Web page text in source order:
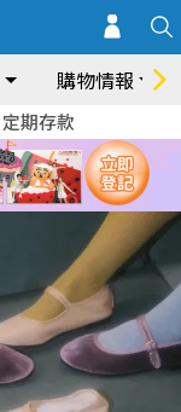
購物情報
定期存款